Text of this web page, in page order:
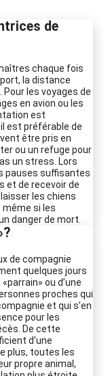
de
chaque fois
la distance
les voyages de
en avion ou les
est
est préférable de
être pris en
ou un refuge pour
un stress. Lors
pauses suffisantes
et de recevoir de
les chiens
même si les
danger de mort.
de compagnie
quelques jours
ou d’une
proches qui
et qui s’en
pour les
De cette
d’une
plus, toutes les
propre animal,